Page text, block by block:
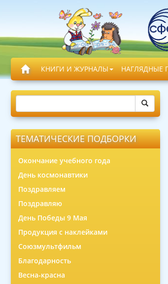
КНИГИ И ЖУРНАЛЫ НАГЛЯДНЫЕ
ТЕМАТИЧЕСКИЕ ПОДБОРКИ
Окончание учебного года
День космонавтики
Поздравляем
Поздравляю
День Победы 9 Мая
Продукция с наклейками
Союзмультфильм
Благодарность
Весна-красна